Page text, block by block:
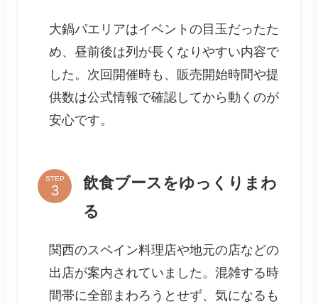
大鍋パエリアはイベントの目玉だったた
め、昼前後は列が長くなりやすい内容で
した。次回開催時も、販売開始時間や提
供数は公式情報で確認してから動くのが
安心です。
STEP
飲食ブースをゆっくりまわ
る
関西のスペイン料理店や地元の店などの
出店が案内されていました。混雑する時
間帯に全部まわろうとせず、気になるも